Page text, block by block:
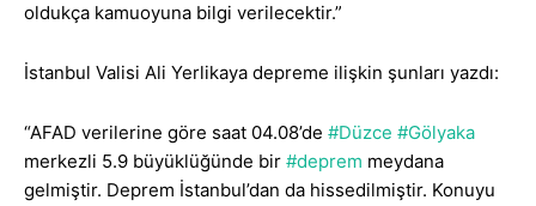
oldukça kamuoyuna bilgi verilecektir.”
İstanbul Valisi Ali Yerlikaya depreme ilişkin şunları yazdı:
“AFAD verilerine göre saat 04.08’de #Düzce #Gölyaka
merkezli 5.9 büyüklüğünde bir #deprem meydana
gelmiştir. Deprem İstanbul’dan da hissedilmiştir. Konuyu